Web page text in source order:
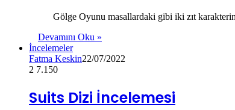
Gölge Oyunu masallardaki gibi iki zıt karakterin
Devamını Oku »
İncelemeler
Fatma Keskin22/07/2022
2 7.150
Suits Dizi İncelemesi